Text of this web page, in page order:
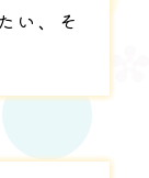
い、そ